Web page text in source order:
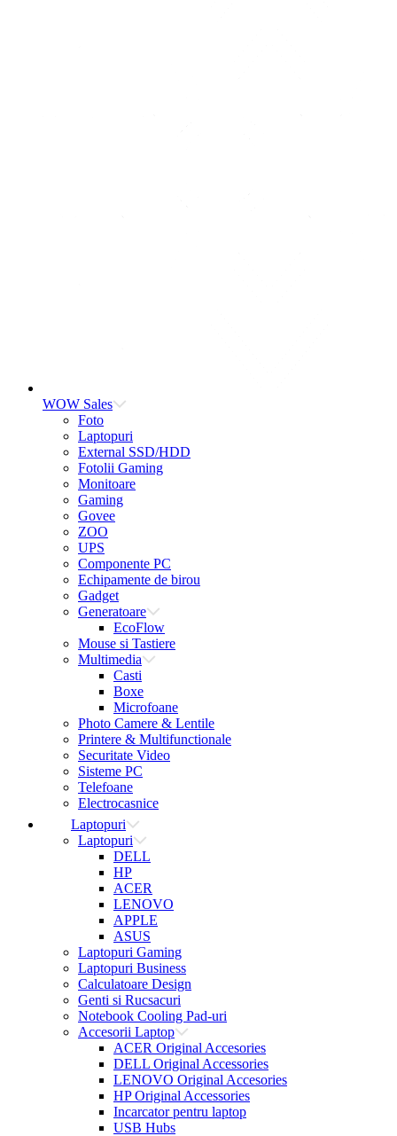
WOW Sales
Foto
Laptopuri
External SSD/HDD
Fotolii Gaming
Monitoare
Gaming
Govee
ZOO
UPS
Componente PC
Echipamente de birou
Gadget
Generatoare
EcoFlow
Mouse si Tastiere
Multimedia
Casti
Boxe
Microfoane
Photo Camere & Lentile
Printere & Multifunctionale
Securitate Video
Sisteme PC
Telefoane
Electrocasnice
Laptopuri
Laptopuri
DELL
HP
ACER
LENOVO
APPLE
ASUS
Laptopuri Gaming
Laptopuri Business
Calculatoare Design
Genti si Rucsacuri
Notebook Cooling Pad-uri
Accesorii Laptop
ACER Original Accesories
DELL Original Accessories
LENOVO Original Accesories
HP Original Accessories
Incarcator pentru laptop
USB Hubs